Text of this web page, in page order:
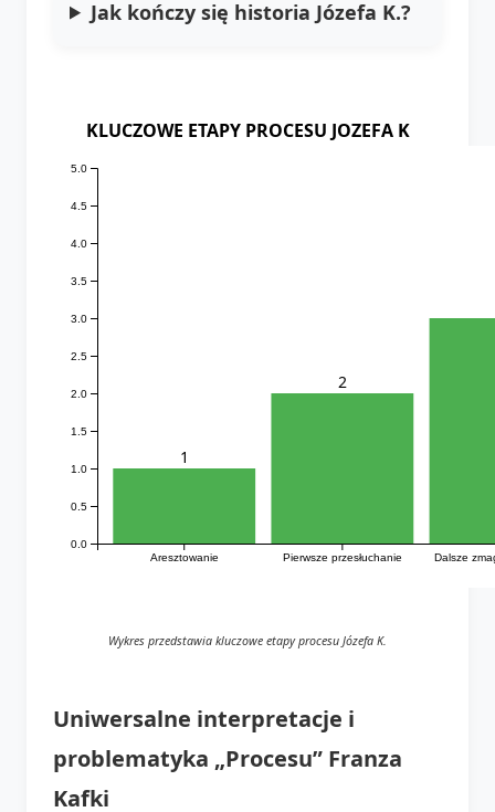
Jak kończy się historia Józefa K.?
KLUCZOWE ETAPY PROCESU JOZEFA K
Aresztowanie Pierwsze przesłuchanie Dalsze
0.0
0.5
1.0
1.5
2.0
2.5
3.0
3.5
4.0
4.5
5.0
1
2
Wykres przedstawia kluczowe etapy procesu Józefa K.
Uniwersalne interpretacje i
problematyka „Procesu” Franza
Kafki